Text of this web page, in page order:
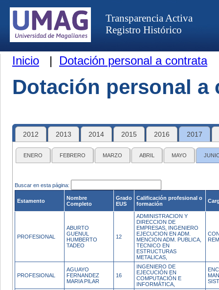
Transparencia Activa
Registro Histórico
Inicio | Dotación personal a contrata
Dotación personal a
2012 2013 2014 2015 2016 2017
ENERO FEBRERO MARZO ABRIL MAYO
Buscar en esta página:
Estamento
Nombre
Completo
Grado
EUS
Calificación profesional o
formación
PROFESIONAL
ABURTO
GUENUL
HUMBERTO
TADEO
12
ADMINISTRACION Y
DIRECCION DE
EMPRESAS, INGENIERO
EJECUCION EN ADM.
MENCION ADM. PUBLICA,
TECNICO EN
ESTRUCTURAS
METALICAS,
PROFESIONAL
AGUAYO
FERNANDEZ
MARIA PILAR
16
INGENIERO DE
EJECUCIÓN EN
COMPUTACIÓN E
INFORMÁTICA,